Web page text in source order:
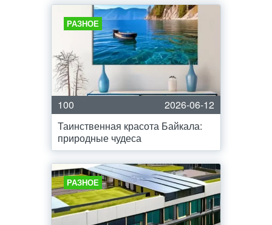
РАЗНОЕ
100
2026-06-12
Таинственная красота Байкала:
природные чудеса
РАЗНОЕ